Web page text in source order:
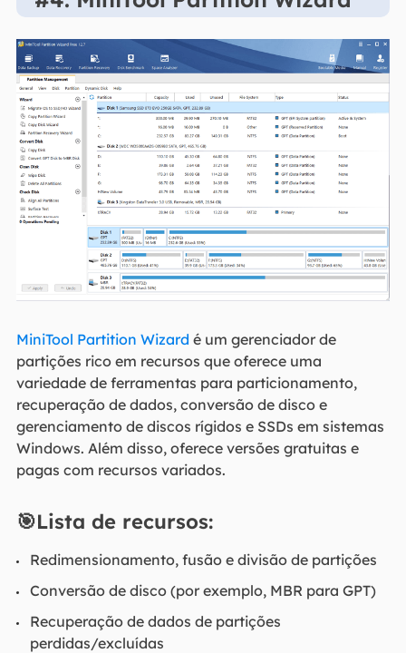
MiniTool Partition Wizard é um gerenciador de
partições rico em recursos que oferece uma
variedade de ferramentas para particionamento,
recuperação de dados, conversão de disco e
gerenciamento de discos rígidos e SSDs em sistemas
Windows. Além disso, oferece versões gratuitas e
pagas com recursos variados.
🎯Lista de recursos:
Redimensionamento, fusão e divisão de partições
Conversão de disco (por exemplo, MBR para GPT)
Recuperação de dados de partições
perdidas/excluídas